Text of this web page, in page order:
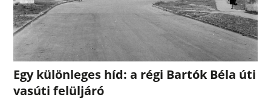
Egy különleges híd: a régi Bartók Béla úti
vasúti felüljáró